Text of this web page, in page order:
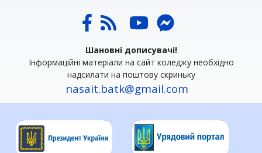
Шановні дописувачі!
Інформаційні матеріали на сайт коледжу необхідно
надсилати на поштову скриньку
nasait.batk@gmail.com